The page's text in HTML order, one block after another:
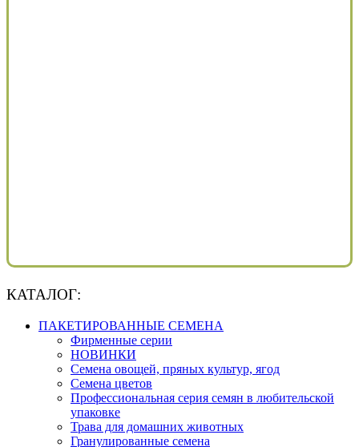
КАТАЛОГ:
ПАКЕТИРОВАННЫЕ СЕМЕНА
Фирменные серии
НОВИНКИ
Семена овощей, пряных культур, ягод
Семена цветов
Профессиональная серия семян в любительской
упаковке
Трава для домашних животных
Гранулированные семена